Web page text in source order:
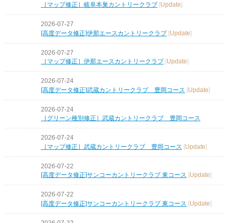
［マップ修正］岐阜本巣カントリークラブ
Update
2026-07-27
[高度データ修正]伊那エースカントリークラブ [Update]
2026-07-27
［マップ修正］伊那エースカントリークラブ
Update
2026-07-24
[高度データ修正]武蔵カントリークラブ 豊岡コース [Update]
2026-07-24
［グリーン種別修正］武蔵カントリークラブ 豊岡コース
2026-07-24
［マップ修正］武蔵カントリークラブ 豊岡コース [Update]
2026-07-22
[高度データ修正]サンコーカントリークラブ 東コース [Update]
2026-07-22
[高度データ修正]サンコーカントリークラブ 東コース [Update]